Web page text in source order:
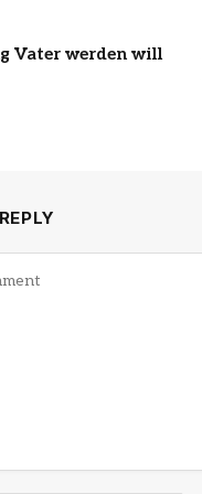
Vater werden will